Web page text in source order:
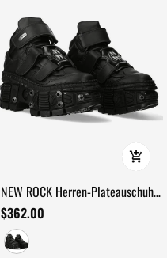
NEW ROCK Herren-Plateauschuhe
mit Klettverschluss und
gepanzerter Sohle
$362.00